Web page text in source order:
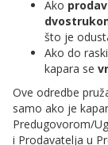
Ako
što je
Ako do
kapara se
Ove odredbe
samo ako je
Predugovorom/
i Prodavatelja u